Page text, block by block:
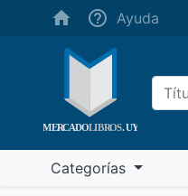
Ayuda
Categorías